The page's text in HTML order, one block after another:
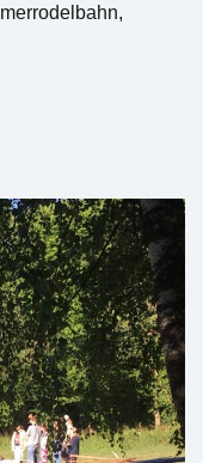
fahren.